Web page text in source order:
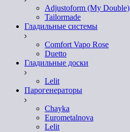
Adjustoform (My Double)
Tailormade
Гладильные системы
Comfort Vapo Rose
Duetto
Гладильные доски
Lelit
Парогенераторы
Chayka
Eurometalnova
Lelit